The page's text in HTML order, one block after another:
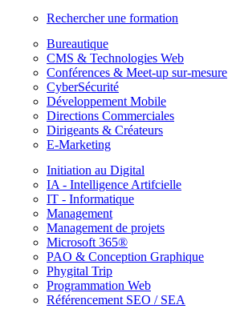
Rechercher une formation
Bureautique
CMS & Technologies Web
Conférences & Meet-up sur-mesure
CyberSécurité
Développement Mobile
Directions Commerciales
Dirigeants & Créateurs
E-Marketing
Initiation au Digital
IA - Intelligence Artifcielle
IT - Informatique
Management
Management de projets
Microsoft 365®
PAO & Conception Graphique
Phygital Trip
Programmation Web
Référencement SEO / SEA